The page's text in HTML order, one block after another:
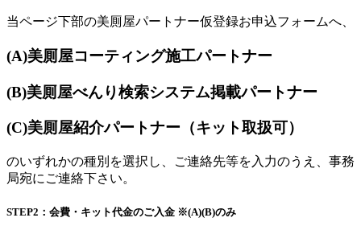
当ページ下部の美厠屋パートナー仮登録お申込フォームへ、
(A)美厠屋コーティング施工パートナー
(B)美厠屋べんり検索システム掲載パートナー
(C)美厠屋紹介パートナー（キット取扱可）
のいずれかの種別を選択し、ご連絡先等を入力のうえ、事務
局宛にご連絡下さい。
STEP2：会費・キット代金のご入金 ※(A)(B)のみ